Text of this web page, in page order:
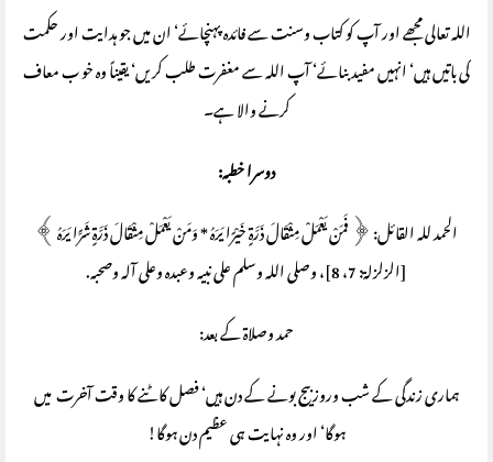
اللہ تعالی مجھے اور آپ کو کتاب وسنت سے فائدہ پہنچائے‘ ان میں جو ہدایت اور حکمت
کی باتیں ہیں‘ انہیں مفید بنائے‘ آپ اللہ سے مغفرت طلب کریں‘ یقیناً وہ خو ب معاف
کرنے والا ہے۔
دوسرا خطبہ:
الحمد لله القائل: ﴿ فَمَنْ يَعْمَلْ مِثْقَالَ ذَرَّةٍ خَيْرًا يَرَهُ * وَمَنْ يَعْمَلْ مِثْقَالَ ذَرَّةٍ شَرًّا يَرَهُ ﴾
[الزلزلة: 7، 8]، وصلى الله وسلم على نبيه وعبده وعلى آله وصحبه.
حمد وصلاۃ کے بعد:
ہماری زندگی کے شب وروز بیج بونے کے دن ہیں‘ فصل کاٹنے کا وقت آخرت میں
ہوگا‘ اور وہ نہایت ہی عظیم دن ہوگا!